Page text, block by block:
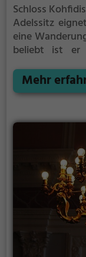
Schloss
Adelssitz
eine
beliebt ist er
Aspekte aus
einen kleinen
Mehr